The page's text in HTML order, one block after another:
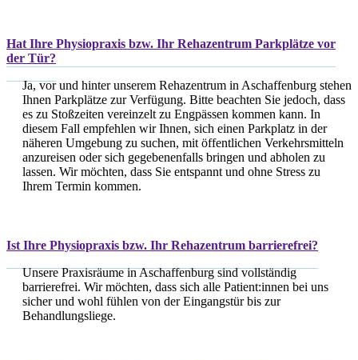
Hat Ihre Physiopraxis bzw. Ihr Rehazentrum Parkplätze vor
der Tür?
Ja, vor und hinter unserem Rehazentrum in Aschaffenburg stehen
Ihnen Parkplätze zur Verfügung. Bitte beachten Sie jedoch, dass
es zu Stoßzeiten vereinzelt zu Engpässen kommen kann. In
diesem Fall empfehlen wir Ihnen, sich einen Parkplatz in der
näheren Umgebung zu suchen, mit öffentlichen Verkehrsmitteln
anzureisen oder sich gegebenenfalls bringen und abholen zu
lassen. Wir möchten, dass Sie entspannt und ohne Stress zu
Ihrem Termin kommen.
Ist Ihre Physiopraxis bzw. Ihr Rehazentrum barrierefrei?
Unsere Praxisräume in Aschaffenburg sind vollständig
barrierefrei. Wir möchten, dass sich alle Patient:innen bei uns
sicher und wohl fühlen von der Eingangstür bis zur
Behandlungsliege.